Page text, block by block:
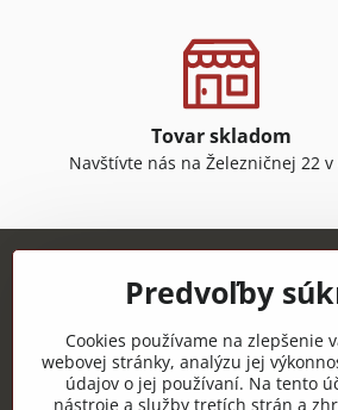
Tovar skladom
Navštívte nás na Železničnej 22 v
CECHOTEX s.r.o.
Predvoľby
Cookies používame na zlepšenie
webovej stránky, analýzu jej
údajov o jej používaní. Na tento
nástroje a služby tretích strán a